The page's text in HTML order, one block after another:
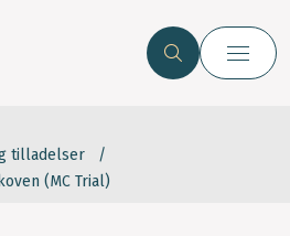
tilladelser
(MC Trial)